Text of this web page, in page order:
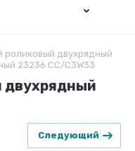
роликовый двухрядный
23236 CC/C3W33
двухрядный
Следующий